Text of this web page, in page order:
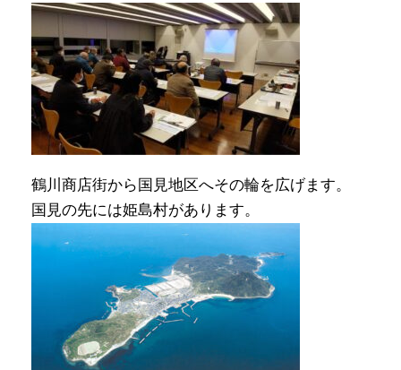
鶴川商店街から国見地区へその輪を広げます。
国見の先には姫島村があります。